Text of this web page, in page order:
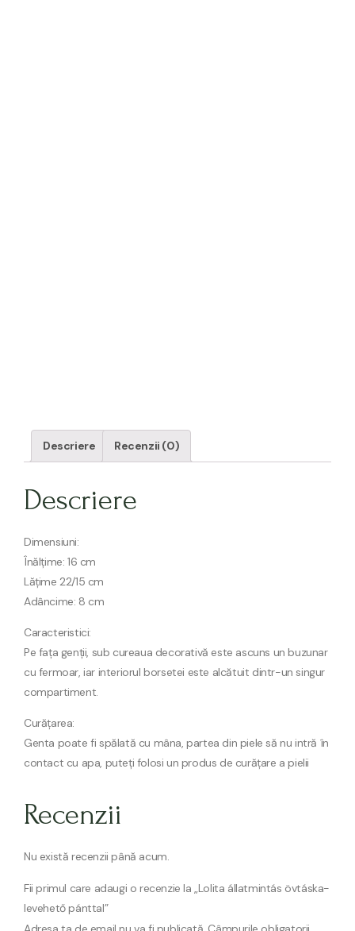
Descriere Recenzii (0)
Descriere
Dimensiuni:
Înălțime: 16 cm
Lățime 22/15 cm
Adâncime: 8 cm
Caracteristici:
Pe fața genții, sub cureaua decorativă este ascuns un buzunar
cu fermoar, iar interiorul borsetei este alcătuit dintr-un singur
compartiment.
Curățarea:
Genta poate fi spălată cu mâna, partea din piele să nu intră în
contact cu apa, puteți folosi un produs de curățare a pielii
Recenzii
Nu există recenzii până acum.
Fii primul care adaugi o recenzie la „Lolita állatmintás övtáska-
levehető pánttal”